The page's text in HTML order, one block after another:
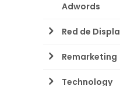
Adwords
Red de
Remarketing
Technology